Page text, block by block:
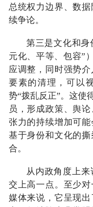
总统权力边界、数
续争论。
第三是文化和身
元化、平等、包容”
应调整，同时强势
要素的清理，可以
势“拨乱反正”。这使
员，形成政策、舆
张力的持续增加可
基于身份和文化的
合。
从内政角度上
交上高一点。至少
媒体来说，它呈现